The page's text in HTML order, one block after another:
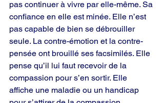
pas continuer à vivre par elle-même. Sa
confiance en elle est minée. Elle n’est
pas capable de bien se débrouiller
seule. La contre-émotion et la contre-
pensée ont brouillé ses facsimilés. Elle
pense qu’il lui faut recevoir de la
compassion pour s’en sortir. Elle
affiche une maladie ou un handicap